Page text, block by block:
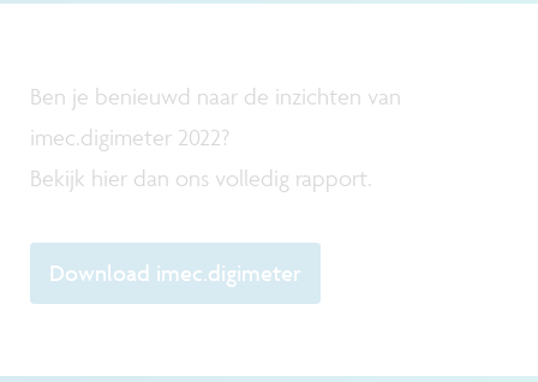
Ben je benieuwd naar de inzichten van
imec.digimeter 2022?
Bekijk hier dan ons volledig rapport.
Download imec.digimeter